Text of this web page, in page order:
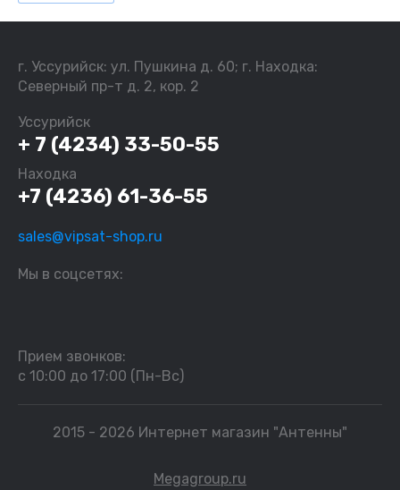
г. Уссурийск: ул. Пушкина д. 60; г. Находка:
Северный пр-т д. 2, кор. 2
Уссурийск
+ 7 (4234) 33-50-55
Находка
+7 (4236) 61-36-55
sales@vipsat-shop.ru
Мы в соцсетях:
Прием звонков:
с 10:00 до 17:00 (Пн-Вс)
2015 - 2026 Интернет магазин "Антенны"
Megagroup.ru